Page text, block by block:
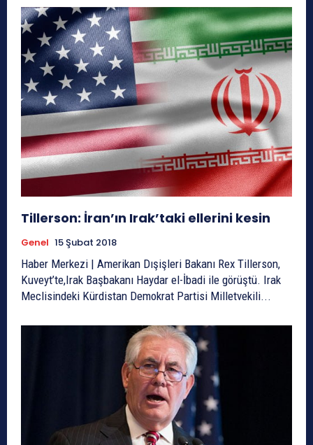
Tillerson: İran’ın Irak’taki ellerini kesin
Genel 15 Şubat 2018
Haber Merkezi | Amerikan Dışişleri Bakanı Rex Tillerson,
Kuveyt’te,Irak Başbakanı Haydar el-İbadi ile görüştü. Irak
Meclisindeki Kürdistan Demokrat Partisi Milletvekili...